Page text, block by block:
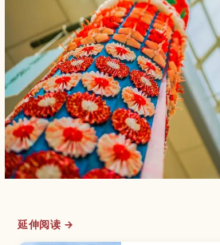
延伸阅读 →